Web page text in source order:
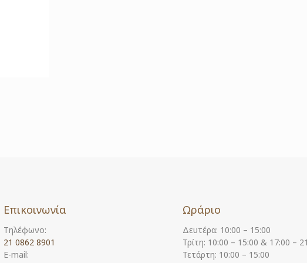
Επικοινωνία
Τηλέφωνο:
21 0862 8901
E-mail:
Ωράριο
Δευτέρα: 10:00 – 15:00
Τρίτη: 10:00 – 15:00 & 17:00 –
Τετάρτη: 10:00 – 15:00